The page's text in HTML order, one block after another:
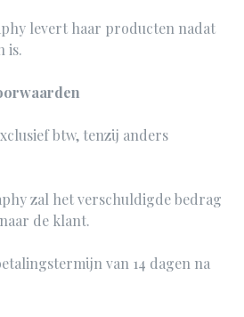
levert haar producten nadat
is.
btw, tenzij anders
zal het verschuldigde bedrag
de klant.
van 14 dagen na